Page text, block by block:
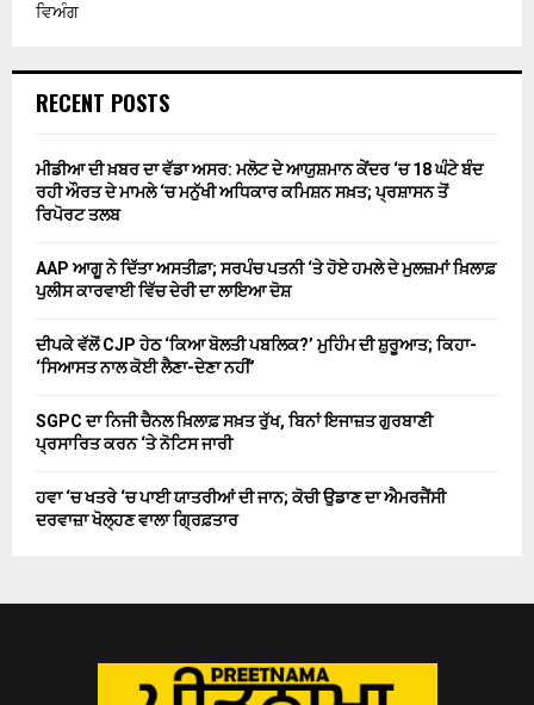
ਵਿਅੰਗ
RECENT POSTS
ਮੀਡੀਆ ਦੀ ਖ਼ਬਰ ਦਾ ਵੱਡਾ ਅਸਰ: ਮਲੋਟ ਦੇ ਆਯੁਸ਼ਮਾਨ ਕੇਂਦਰ ‘ਚ 18 ਘੰਟੇ ਬੰਦ
ਰਹੀ ਔਰਤ ਦੇ ਮਾਮਲੇ ‘ਚ ਮਨੁੱਖੀ ਅਧਿਕਾਰ ਕਮਿਸ਼ਨ ਸਖ਼ਤ; ਪ੍ਰਸ਼ਾਸਨ ਤੋਂ
ਰਿਪੋਰਟ ਤਲਬ
AAP ਆਗੂ ਨੇ ਦਿੱਤਾ ਅਸਤੀਫ਼ਾ; ਸਰਪੰਚ ਪਤਨੀ ‘ਤੇ ਹੋਏ ਹਮਲੇ ਦੇ ਮੁਲਜ਼ਮਾਂ ਖ਼ਿਲਾਫ਼
ਪੁਲੀਸ ਕਾਰਵਾਈ ਵਿੱਚ ਦੇਰੀ ਦਾ ਲਾਇਆ ਦੋਸ਼
ਦੀਪਕੇ ਵੱਲੋਂ CJP ਹੇਠ ‘ਕਿਆ ਬੋਲਤੀ ਪਬਲਿਕ?’ ਮੁਹਿੰਮ ਦੀ ਸ਼ੁਰੂਆਤ; ਕਿਹਾ-
‘ਸਿਆਸਤ ਨਾਲ ਕੋਈ ਲੈਣਾ-ਦੇਣਾ ਨਹੀਂ’
SGPC ਦਾ ਨਿਜੀ ਚੈਨਲ ਖ਼ਿਲਾਫ਼ ਸਖ਼ਤ ਰੁੱਖ, ਬਿਨਾਂ ਇਜਾਜ਼ਤ ਗੁਰਬਾਣੀ
ਪ੍ਰਸਾਰਿਤ ਕਰਨ ‘ਤੇ ਨੋਟਿਸ ਜਾਰੀ
ਹਵਾ ‘ਚ ਖਤਰੇ ‘ਚ ਪਾਈ ਯਾਤਰੀਆਂ ਦੀ ਜਾਨ; ਕੋਚੀ ਉਡਾਣ ਦਾ ਐਮਰਜੈਂਸੀ
ਦਰਵਾਜ਼ਾ ਖੋਲ੍ਹਣ ਵਾਲਾ ਗ੍ਰਿਫ਼ਤਾਰ